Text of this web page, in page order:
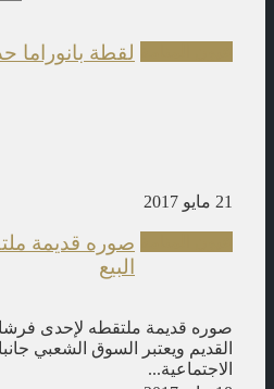
لقطة بانوراما
21 مايو 2017
صوره قديمة
البيع
صوره قديمة ملتقطه لإحدى
القديم ويعتبر السوق الشعبي
الاجتماعية...